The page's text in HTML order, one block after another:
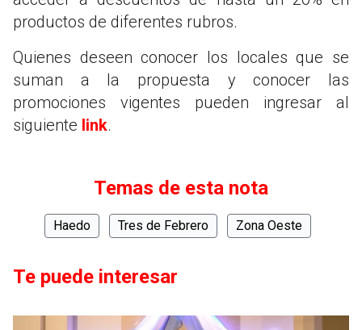
productos de diferentes rubros.
Quienes deseen conocer los locales que se
suman a la propuesta y conocer las
promociones vigentes pueden ingresar al
siguiente link.
Temas de esta nota
Haedo Tres de Febrero Zona Oeste
Te puede interesar